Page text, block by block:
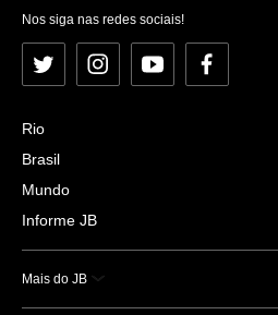
Nos siga nas redes sociais!
Twitter InstagramYouTubeFacebook
Rio
Brasil
Mundo
Informe JB
Mais do JB
Esportes